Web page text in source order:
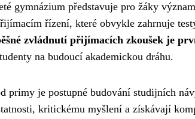
gymnázium představuje pro žáky
řízení, které obvykle zahrnuje
zvládnutí přijímacích zkoušek je
na budoucí akademickou dráhu.
primy je postupné budování studijních
kritickému myšlení a získávají